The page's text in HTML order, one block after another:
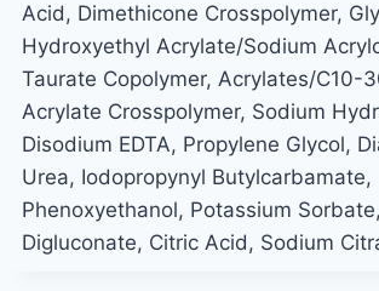
Acid, Dimethicone Crosspolymer,
Hydroxyethyl Acrylate/Sodium
Taurate Copolymer, Acrylates/C10-
Acrylate Crosspolymer, Sodium
Disodium EDTA, Propylene Glycol,
Urea, Iodopropynyl Butylcarbamate,
Phenoxyethanol, Potassium
Digluconate, Citric Acid, Sodium